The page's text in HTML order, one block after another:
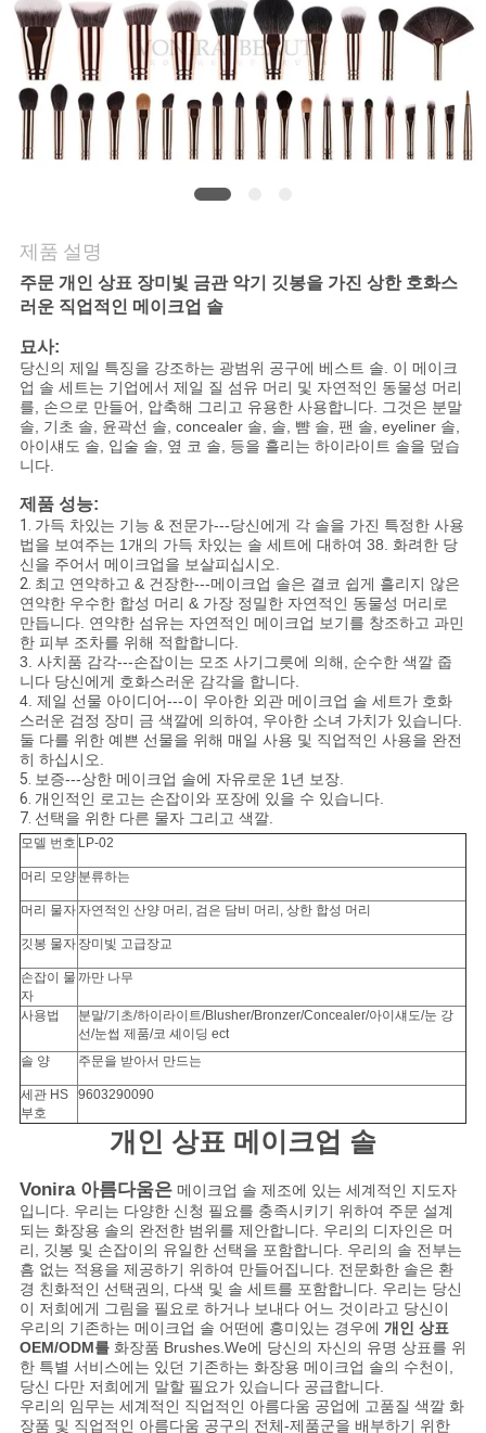
사
이
트
맵
POLICY
제품 설명
주문 개인 상표 장미빛 금관 악기 깃봉을 가진 상한 호화스
러운 직업적인 메이크업 솔
묘사:
당신의 제일 특징을 강조하는 광범위 공구에 베스트 솔. 이 메이크
업 솔 세트는 기업에서 제일 질 섬유 머리 및 자연적인 동물성 머리
를, 손으로 만들어, 압축해 그리고 유용한 사용합니다. 그것은 분말
솔, 기초 솔, 윤곽선 솔, concealer 솔, 솔, 뺨 솔, 팬 솔, eyeliner 솔,
아이섀도 솔, 입술 솔, 옆 코 솔, 등을 흘리는 하이라이트 솔을 덮습
니다.
제품 성능:
1. 가득 차있는 기능 & 전문가---당신에게 각 솔을 가진 특정한 사용
법을 보여주는 1개의 가득 차있는 솔 세트에 대하여 38. 화려한 당
신을 주어서 메이크업을 보살피십시오.
2. 최고 연약하고 & 건장한---메이크업 솔은 결코 쉽게 흘리지 않은
연약한 우수한 합성 머리 & 가장 정밀한 자연적인 동물성 머리로
만듭니다. 연약한 섬유는 자연적인 메이크업 보기를 창조하고 과민
한 피부 조차를 위해 적합합니다.
3. 사치품 감각---손잡이는 모조 사기그릇에 의해, 순수한 색깔 줍
니다 당신에게 호화스러운 감각을 합니다.
4. 제일 선물 아이디어---이 우아한 외관 메이크업 솔 세트가 호화
스러운 검정 장미 금 색깔에 의하여, 우아한 소녀 가치가 있습니다.
둘 다를 위한 예쁜 선물을 위해 매일 사용 및 직업적인 사용을 완전
히 하십시오.
5. 보증---상한 메이크업 솔에 자유로운 1년 보장.
6. 개인적인 로고는 손잡이와 포장에 있을 수 있습니다.
7. 선택을 위한 다른 물자 그리고 색깔.
모델 번호 LP-02
머리 모양 분류하는
머리 물자 자연적인 산양 머리, 검은 담비 머리, 상한 합성 머리
깃봉 물자 장미빛 고급장교
손잡이 물
자
까만 나무
사용법
분말/기초/하이라이트/Blusher/Bronzer/Concealer/아이섀도/눈 강
선/눈썹 제품/코 셰이딩 ect
솔 양
주문을 받아서 만드는
세관 HS
부호
9603290090
개인 상표 메이크업 솔
Vonira 아름다움은메이크업 솔 제조에 있는 세계적인 지도자
입니다. 우리는 다양한 신청 필요를 충족시키기 위하여 주문 설계
되는 화장용 솔의 완전한 범위를 제안합니다. 우리의 디자인은 머
리, 깃봉 및 손잡이의 유일한 선택을 포함합니다. 우리의 솔 전부는
흠 없는 적용을 제공하기 위하여 만들어집니다. 전문화한 솔은 환
경 친화적인 선택권의, 다색 및 솔 세트를 포함합니다. 우리는 당신
이 저희에게 그림을 필요로 하거나 보내다 어느 것이라고 당신이
우리의 기존하는 메이크업 솔 어떤에 흥미있는 경우에 개인 상표
OEM/ODM를화장품 Brushes.We에 당신의 자신의 유명 상표를 위
한 특별 서비스에는 있던 기존하는 화장용 메이크업 솔의 수천이,
당신 다만 저희에게 말할 필요가 있습니다 공급합니다.
우리의 임무는 세계적인 직업적인 아름다움 공업에 고품질 색깔 화
장품 및 직업적인 아름다움 공구의 전체-제품군을 배부하기 위한